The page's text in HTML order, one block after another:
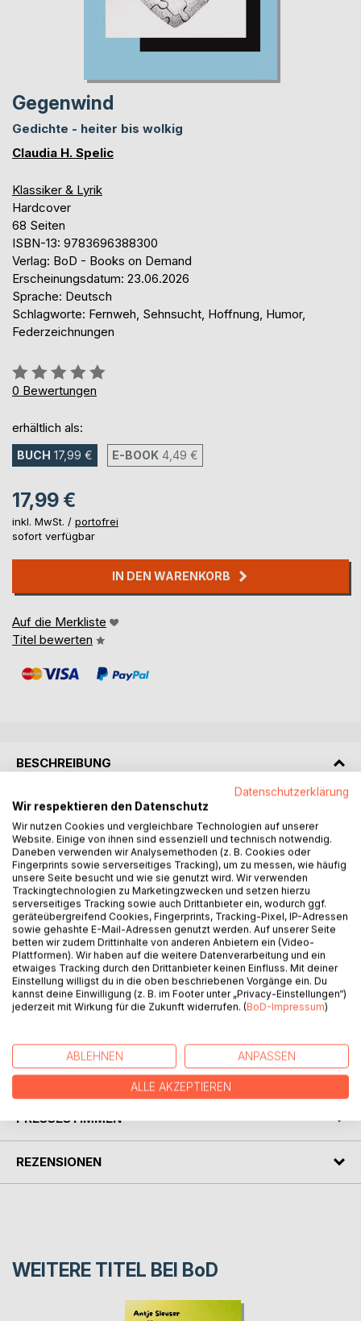
Gegenwind
Gedichte - heiter bis wolkig
Claudia H. Spelic
Klassiker & Lyrik
Hardcover
68 Seiten
ISBN-13: 9783696388300
Verlag: BoD - Books on Demand
Erscheinungsdatum: 23.06.2026
Sprache: Deutsch
Schlagworte: Fernweh, Sehnsucht, Hoffnung, Humor,
Federzeichnungen
Bewertung::
0%
0 Bewertungen
erhältlich als:
BUCH 17,99 € E-BOOK 4,49 €
17,99 €
inkl. MwSt. / portofrei
sofort verfügbar
IN DEN WARENKORB
Auf die Merkliste
Titel bewerten
BESCHREIBUNG
Zwischen Fernweh und Heimweh, Aufbruch und Rückkehr
und der Suche nach Glück, entfaltet sich eine Sammlung
von Gedichten, die das Menschsein in seinen vielfältigen
Facetten beleuchtet. Mit feinem Humor, genauer
Beobachtung und berührender Menschlichkeit richten sie
den Blick auf das Alltägliche, ebenso wie auf die großen
Fragen unserer Zeit.
Begleitet von Federzeichnungen laden die Gedichte dazu
ein, innezuhalten, nachzudenken und die Welt mit offenen
Augen zu betrachten.
Ein Gedichtband über die Wege, die wir gehen, und über
das, wonach wir uns sehnen, selbst dann, wenn wir es
AUTOR/IN
PRESSESTIMMEN
REZENSIONEN
WEITERE TITEL BEI BoD
Datenschutzerklärung
Wir respektieren den Datenschutz
Wir nutzen Cookies und vergleichbare Technologien auf unserer
Website. Einige von ihnen sind essenziell und technisch notwendig.
Daneben verwenden wir Analysemethoden (z. B. Cookies oder
Fingerprints sowie serverseitiges Tracking), um zu messen, wie häufig
unsere Seite besucht und wie sie genutzt wird. Wir verwenden
Trackingtechnologien zu Marketingzwecken und setzen hierzu
serverseitiges Tracking sowie auch Drittanbieter ein, wodurch ggf.
geräteübergreifend Cookies, Fingerprints, Tracking-Pixel, IP-Adressen
sowie gehashte E-Mail-Adressen genutzt werden. Auf unserer Seite
betten wir zudem Drittinhalte von anderen Anbietern ein (Video-
Plattformen). Wir haben auf die weitere Datenverarbeitung und ein
etwaiges Tracking durch den Drittanbieter keinen Einfluss. Mit deiner
Einstellung willigst du in die oben beschriebenen Vorgänge ein. Du
kannst deine Einwilligung (z. B. im Footer unter „Privacy-Einstellungen“)
jederzeit mit Wirkung für die Zukunft widerrufen. (BoD-Impressum)
ABLEHNEN ANPASSEN
ALLE AKZEPTIEREN